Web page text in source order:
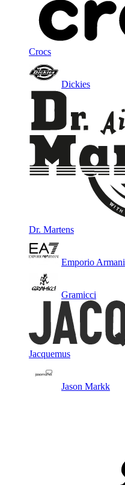
Crocs
Dickies
Dr. Martens
Emporio Armani
Gramicci
Jacquemus
Jason Markk